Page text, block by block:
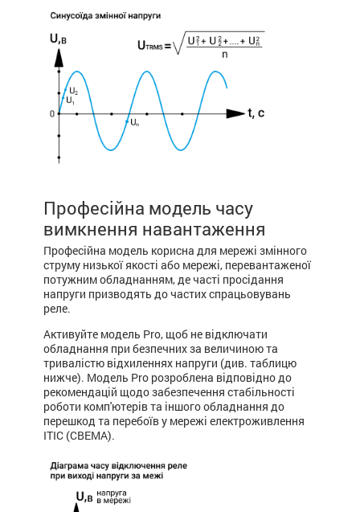
Професійна модель часу
вимкнення навантаження
Професійна модель корисна для мережі змінного
струму низької якості або мережі, перевантаженої
потужним обладнанням, де часті просідання
напруги призводять до частих спрацьовувань
реле.
Активуйте модель Pro, щоб не відключати
обладнання при безпечних за величиною та
тривалістю відхиленнях напруги (див. таблицю
нижче). Модель Pro розроблена відповідно до
рекомендацій щодо забезпечення стабільності
роботи комп'ютерів та іншого обладнання до
перешкод та перебоїв у мережі електроживлення
ITIC (CBEMA).